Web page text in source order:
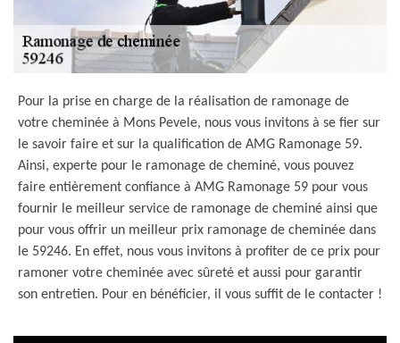
Pour la prise en charge de la réalisation de ramonage de
votre cheminée à Mons Pevele, nous vous invitons à se fier sur
le savoir faire et sur la qualification de AMG Ramonage 59.
Ainsi, experte pour le ramonage de cheminé, vous pouvez
faire entièrement confiance à AMG Ramonage 59 pour vous
fournir le meilleur service de ramonage de cheminé ainsi que
pour vous offrir un meilleur prix ramonage de cheminée dans
le 59246. En effet, nous vous invitons à profiter de ce prix pour
ramoner votre cheminée avec sûreté et aussi pour garantir
son entretien. Pour en bénéficier, il vous suffit de le contacter !